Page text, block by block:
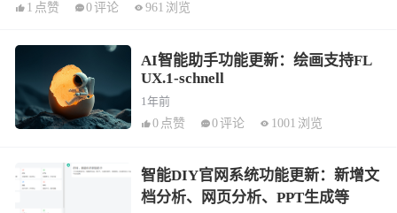
1 点赞 0评论 961 浏览
AI智能助手功能更新：绘画支持FL
UX.1-schnell
1年前
0 点赞 0评论 1001 浏览
智能DIY官网系统功能更新：新增文
档分析、网页分析、PPT生成等